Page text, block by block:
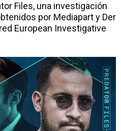
Files, una investigación
por Mediapart y Der
European Investigative